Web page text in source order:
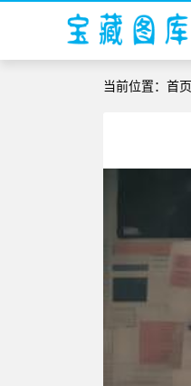
当前位置：首页